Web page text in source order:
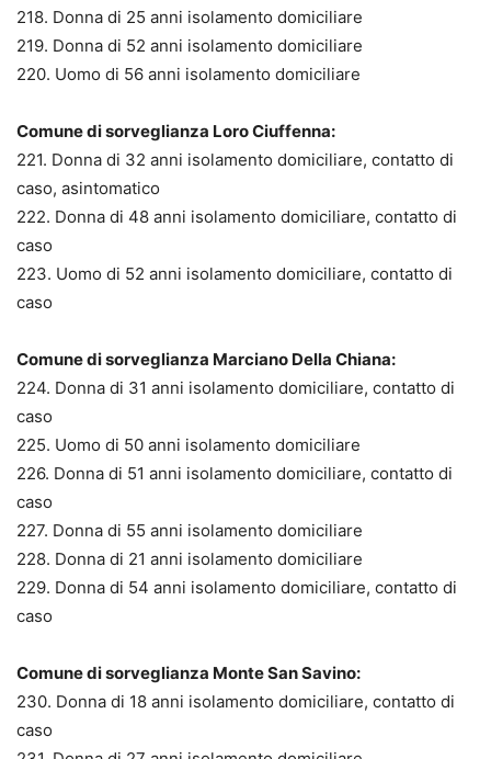
218. Donna di 25 anni isolamento domiciliare
219. Donna di 52 anni isolamento domiciliare
220. Uomo di 56 anni isolamento domiciliare
Comune di sorveglianza Loro Ciuffenna:
221. Donna di 32 anni isolamento domiciliare, contatto di
caso, asintomatico
222. Donna di 48 anni isolamento domiciliare, contatto di
caso
223. Uomo di 52 anni isolamento domiciliare, contatto di
caso
Comune di sorveglianza Marciano Della Chiana:
224. Donna di 31 anni isolamento domiciliare, contatto di
caso
225. Uomo di 50 anni isolamento domiciliare
226. Donna di 51 anni isolamento domiciliare, contatto di
caso
227. Donna di 55 anni isolamento domiciliare
228. Donna di 21 anni isolamento domiciliare
229. Donna di 54 anni isolamento domiciliare, contatto di
caso
Comune di sorveglianza Monte San Savino:
230. Donna di 18 anni isolamento domiciliare, contatto di
caso